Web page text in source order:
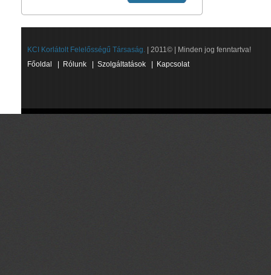
KCI Korlátolt Felelősségű Társaság. | 2011© | Minden jog fenntartva!
Főoldal
Rólunk Szolgáltatások Kapcsolat